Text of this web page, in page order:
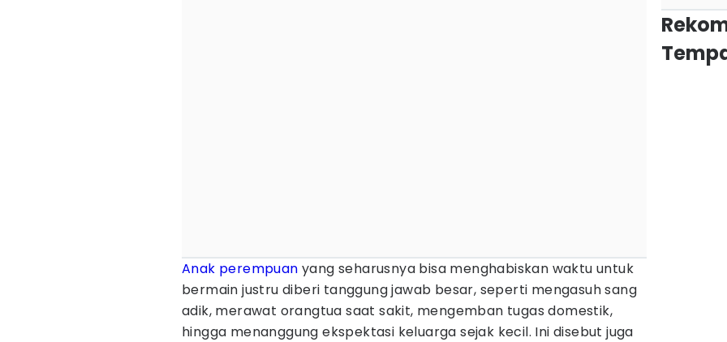
Anak perempuan yang seharusnya bisa menghabiskan waktu untuk
bermain justru diberi tanggung jawab besar, seperti mengasuh sang
adik, merawat orangtua saat sakit, mengemban tugas domestik,
hingga menanggung ekspektasi keluarga sejak kecil. Ini disebut juga